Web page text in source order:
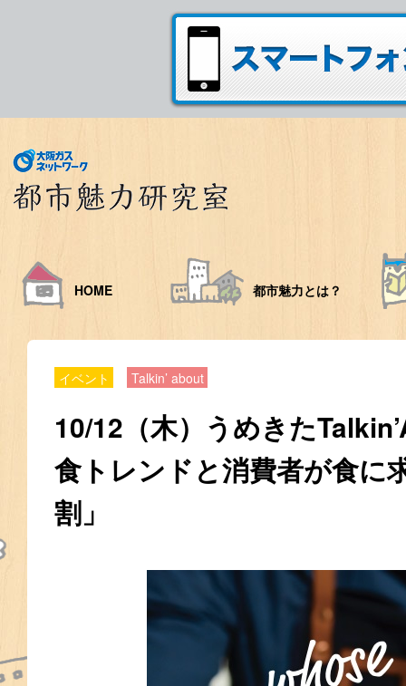
HOME 都市魅力とは？
イベント Talkin’ about
10/12（木）うめきた
食トレンドと消費者が食に
割」